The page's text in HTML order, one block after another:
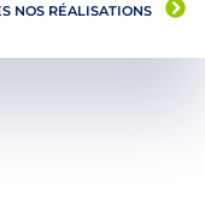
NOS RÉALISATIONS